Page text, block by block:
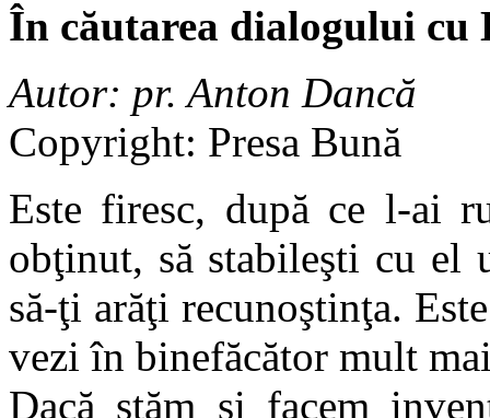
În căutarea dialogului cu
Autor: pr. Anton Dancă
Copyright: Presa Bună
Este firesc, după ce l-ai
obţinut, să stabileşti cu el
să-ţi arăţi recunoştinţa.
vezi în binefăcător mult
Dacă stăm şi facem